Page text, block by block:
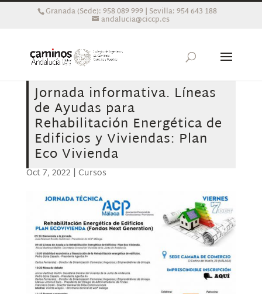
Granada (Sede): 958 089 999 | Sevilla: 954 643 188
andalucia@ciccp.es
Jornada informativa. Líneas
de Ayudas para
Rehabilitación Energética de
Edificios y Viviendas: Plan
Eco Vivienda
Oct 7, 2022 | Cursos